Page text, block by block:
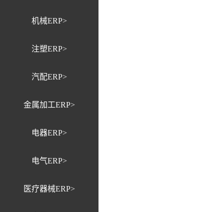
机械ERP>
注塑ERP>
汽配ERP>
金属加工ERP>
电器ERP>
电气ERP>
医疗器械ERP>